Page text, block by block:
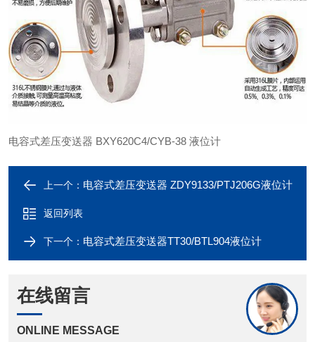
电容式差压变送器 BXY620C4/CYB-38 液位计
上一个： 电容式差压变送器 ZDY9133/PTJ206G液位计
返回列表
下一个： 电容式差压变送器TT30/BTL904液位计
在线留言
ONLINE MESSAGE